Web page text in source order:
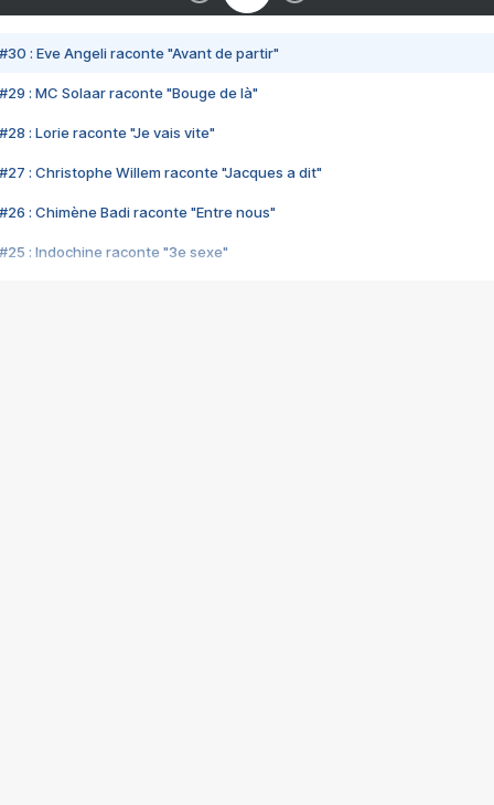
#30 : Eve Angeli raconte "Avant de partir"
#29 : MC Solaar raconte "Bouge de là"
#28 : Lorie raconte "Je vais vite"
#27 : Christophe Willem raconte "Jacques a dit"
#26 : Chimène Badi raconte "Entre nous"
#25 : Indochine raconte "3e sexe"